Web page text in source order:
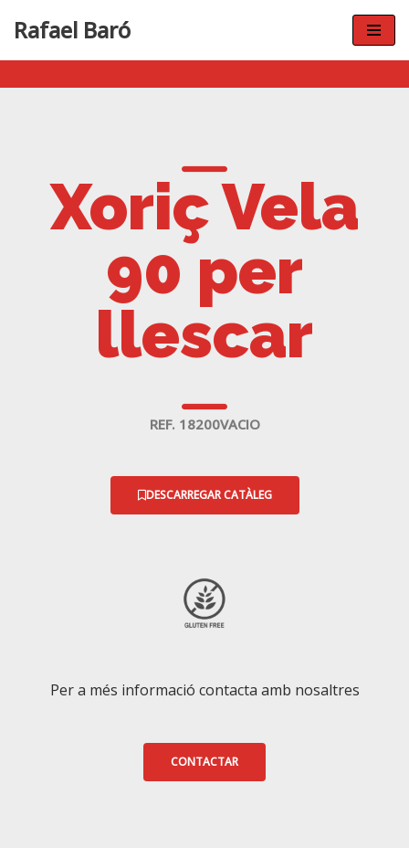
contingut
Rafael Baró
Xoriç Vela
90 per
llescar
REF. 18200VACIO
DESCARREGAR CATÀLEG
Per a més informació contacta amb nosaltres
CONTACTAR